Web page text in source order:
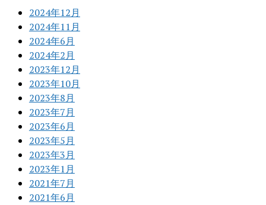
2024年12月
2024年11月
2024年6月
2024年2月
2023年12月
2023年10月
2023年8月
2023年7月
2023年6月
2023年5月
2023年3月
2023年1月
2021年7月
2021年6月